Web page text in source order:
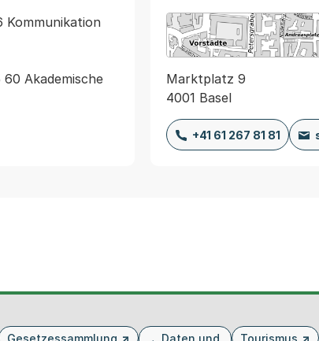
Kommunikation
Akademische
Marktplatz 9
4001 Basel
+41 61 267 81 81
Gesetzessammlung Daten und Tourismus